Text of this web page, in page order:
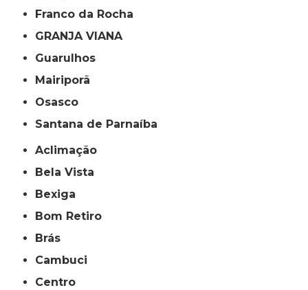
Franco da Rocha
GRANJA VIANA
Guarulhos
Mairiporã
Osasco
Santana de Parnaíba
Aclimação
Bela Vista
Bexiga
Bom Retiro
Brás
Cambuci
Centro